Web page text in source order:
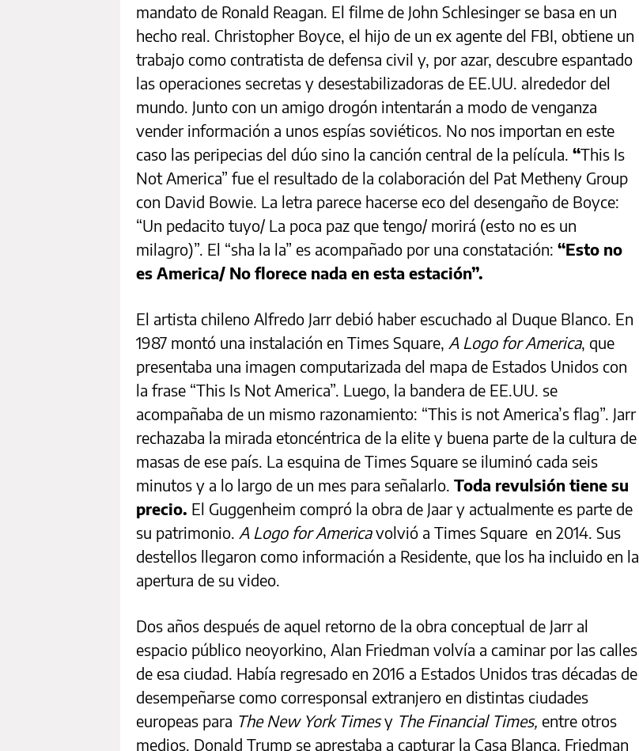
mandato de Ronald Reagan. El filme de John Schlesinger se basa en un
hecho real. Christopher Boyce, el hijo de un ex agente del FBI, obtiene un
trabajo como contratista de defensa civil y, por azar, descubre espantado
las operaciones secretas y desestabilizadoras de EE.UU. alrededor del
mundo. Junto con un amigo drogón intentarán a modo de venganza
vender información a unos espías soviéticos. No nos importan en este
caso las peripecias del dúo sino la canción central de la película. “This Is
Not America” fue el resultado de la colaboración del Pat Metheny Group
con David Bowie. La letra parece hacerse eco del desengaño de Boyce:
“Un pedacito tuyo/ La poca paz que tengo/ morirá (esto no es un
milagro)”. El “sha la la” es acompañado por una constatación: “Esto no
es America/ No florece nada en esta estación”.
El artista chileno Alfredo Jarr debió haber escuchado al Duque Blanco. En
1987 montó una instalación en Times Square, A Logo for America, que
presentaba una imagen computarizada del mapa de Estados Unidos con
la frase “This Is Not America”. Luego, la bandera de EE.UU. se
acompañaba de un mismo razonamiento: “This is not America’s flag”. Jarr
rechazaba la mirada etoncéntrica de la elite y buena parte de la cultura de
masas de ese país. La esquina de Times Square se iluminó cada seis
minutos y a lo largo de un mes para señalarlo. Toda revulsión tiene su
precio. El Guggenheim compró la obra de Jaar y actualmente es parte de
su patrimonio. A Logo for Americavolvió a Times Square en 2014. Sus
destellos llegaron como información a Residente, que los ha incluido en la
apertura de su video.
Dos años después de aquel retorno de la obra conceptual de Jarr al
espacio público neoyorkino, Alan Friedman volvía a caminar por las calles
de esa ciudad. Había regresado en 2016 a Estados Unidos tras décadas de
desempeñarse como corresponsal extranjero en distintas ciudades
europeas para The New York Timesy The Financial Times, entre otros
medios. Donald Trump se aprestaba a capturar la Casa Blanca. Friedman